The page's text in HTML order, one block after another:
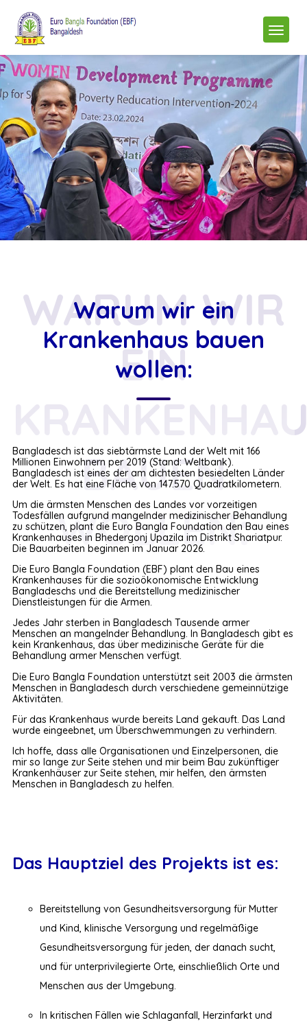
Warum wir ein
Krankenhaus bauen
wollen:
WARUM WIR
EIN
BAUEN
WOLLEN:
Bangladesch ist das siebtärmste Land der Welt mit 166
Millionen Einwohnern per 2019 (Stand: Weltbank).
Bangladesch ist eines der am dichtesten besiedelten Länder
der Welt. Es hat eine Fläche von 147.570 Quadratkilometern.
Um die ärmsten Menschen des Landes vor vorzeitigen
Todesfällen aufgrund mangelnder medizinischer Behandlung
zu schützen, plant die Euro Bangla Foundation den Bau eines
Krankenhauses in Bhedergonj Upazila im Distrikt Shariatpur.
Die Bauarbeiten beginnen im Januar 2026.
Die Euro Bangla Foundation (EBF) plant den Bau eines
Krankenhauses für die sozioökonomische Entwicklung
Bangladeschs und die Bereitstellung medizinischer
Dienstleistungen für die Armen.
Jedes Jahr sterben in Bangladesch Tausende armer
Menschen an mangelnder Behandlung. In Bangladesch gibt es
kein Krankenhaus, das über medizinische Geräte für die
Behandlung armer Menschen verfügt.
Die Euro Bangla Foundation unterstützt seit 2003 die ärmsten
Menschen in Bangladesch durch verschiedene gemeinnützige
Aktivitäten.
Für das Krankenhaus wurde bereits Land gekauft. Das Land
wurde eingeebnet, um Überschwemmungen zu verhindern.
Ich hoffe, dass alle Organisationen und Einzelpersonen, die
mir so lange zur Seite stehen und mir beim Bau zukünftiger
Krankenhäuser zur Seite stehen, mir helfen, den ärmsten
Menschen in Bangladesch zu helfen.
Das Hauptziel des Projekts ist es:
Bereitstellung von Gesundheitsversorgung für Mutter
und Kind, klinische Versorgung und regelmäßige
Gesundheitsversorgung für jeden, der danach sucht,
und für unterprivilegierte Orte, einschließlich Orte und
Menschen aus der Umgebung.
In kritischen Fällen wie Schlaganfall, Herzinfarkt und